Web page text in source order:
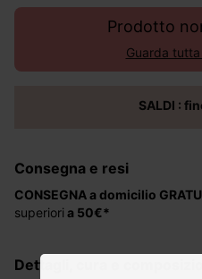
Prodotto
Guarda
SALDI :
Consegna e resi
CONSEGNA a domicilio
superiori a 50€*
lavorativi all'indirizzo da te
ordinazione, al costo di 4 € per
dettagli, cura e